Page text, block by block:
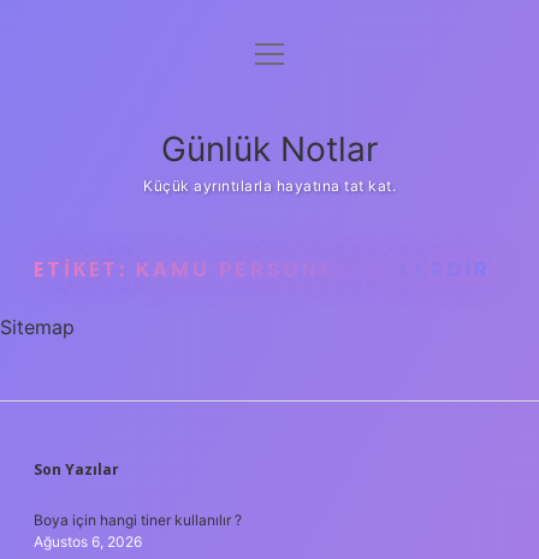
Anasayfa
Yasal Uyarı
menüyü
Günlük Notlar
Küçük ayrıntılarla hayatına tat kat.
ETIKET: KAMU PERSONELI NELERDIR
Sitemap
SIDEBAR
Son Yazılar
Boya için hangi tiner kullanılır ?
Ağustos 6, 2026